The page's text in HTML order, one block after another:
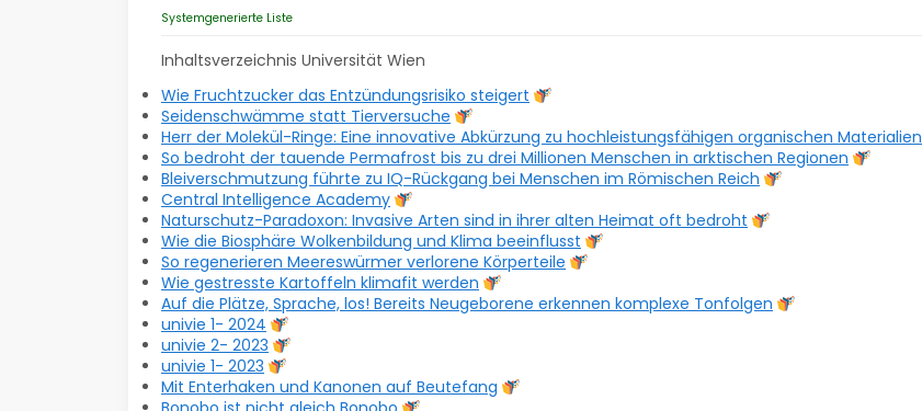
Systemgenerierte Liste
Inhaltsverzeichnis Universität Wien
Wie Fruchtzucker das Entzündungsrisiko steigert
Seidenschwämme statt Tierversuche
Herr der Molekül-Ringe: Eine innovative Abkürzung zu hochleistungsfähigen organischen Materialien
So bedroht der tauende Permafrost bis zu drei Millionen Menschen in arktischen Regionen
Bleiverschmutzung führte zu IQ-Rückgang bei Menschen im Römischen Reich
Central Intelligence Academy
Naturschutz-Paradoxon: Invasive Arten sind in ihrer alten Heimat oft bedroht
Wie die Biosphäre Wolkenbildung und Klima beeinflusst
So regenerieren Meereswürmer verlorene Körperteile
Wie gestresste Kartoffeln klimafit werden
Auf die Plätze, Sprache, los! Bereits Neugeborene erkennen komplexe Tonfolgen
univie 1- 2024
univie 2- 2023
univie 1- 2023
Mit Enterhaken und Kanonen auf Beutefang